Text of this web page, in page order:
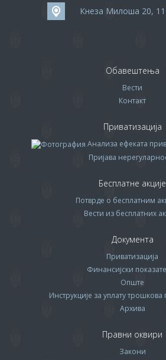
Кнеза Милоша 20,
Обавештења
Вести
Контакт
Приватизација
Анализа ефеката
Пријава
Бесплатне акције
Потврде о бесплатним
Вести из бесплатних
Документа
Приватизација
Финансијски
Опште
Инструкције за уплату трошкова
Архива
Правни оквири
Закони